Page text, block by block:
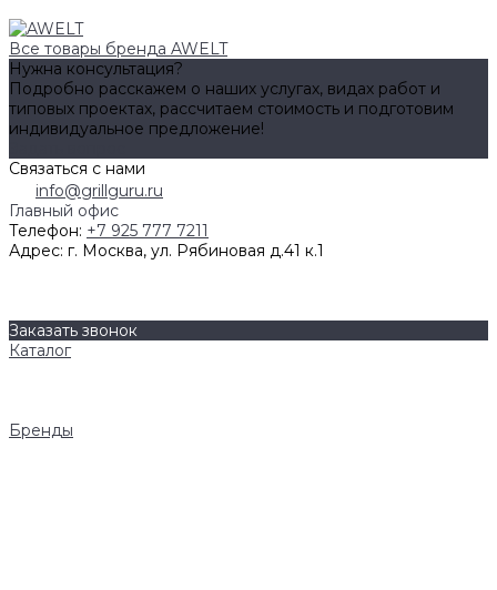
Все товары бренда AWELT
Нужна консультация?
Подробно расскажем о наших услугах, видах работ и
типовых проектах, рассчитаем стоимость и подготовим
индивидуальное предложение!
Связаться с нами
info@grillguru.ru
Главный офис
Телефон: +7 925 777 7211
Адрес: г. Москва, ул. Рябиновая д.41 к.1
Заказать звонок
Каталог
Бренды